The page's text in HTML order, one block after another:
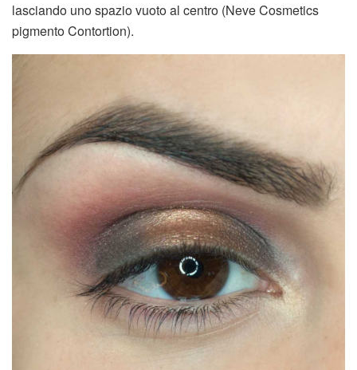
lasciando uno spazio vuoto al centro (Neve Cosmetics
pigmento Contortion).